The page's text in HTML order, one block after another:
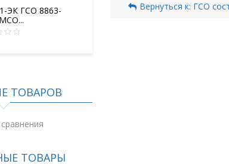
Вернуться к: ГСО
ЭК ГСО 8863-
ТОВАРОВ
ТОВАРЫ